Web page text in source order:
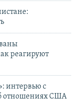
реагируют
интервью с
отношениях США